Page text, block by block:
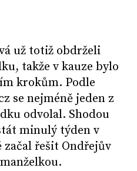
už totiž obdrželi
takže v kauze bylo
krokům. Podle
se nejméně jeden z
odvolal. Shodou
minulý týden v
začal řešit Ondřejův